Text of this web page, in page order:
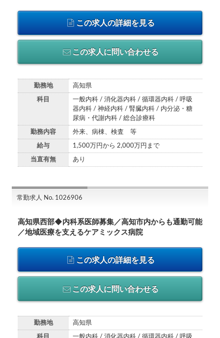
この求人の詳細を見る
この求人に問い合わせる
勤務地 高知県
科目
一般内科 / 消化器内科 / 循環器内科 / 呼吸
器内科 / 神経内科 / 腎臓内科 / 内分泌・糖
尿病・代謝内科 / 総合診療科
勤務内容 外来、病棟、検査 等
給与 1,500万円から 2,000万円まで
当直有無 あり
常勤求人 No. 1026906
高知県西部◆内科系医師募集／高知市内からも通勤可能
／地域医療を支えるケアミックス病院
この求人の詳細を見る
この求人に問い合わせる
勤務地 高知県
科目
一般内科 / 消化器内科 / 循環器内科 / 呼吸